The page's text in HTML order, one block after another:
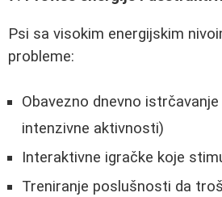
Psi sa visokim energijskim
probleme:
Obavezno dnevno
intenzivne aktivnosti)
Interaktivne igračke koje
Treniranje poslušnosti da